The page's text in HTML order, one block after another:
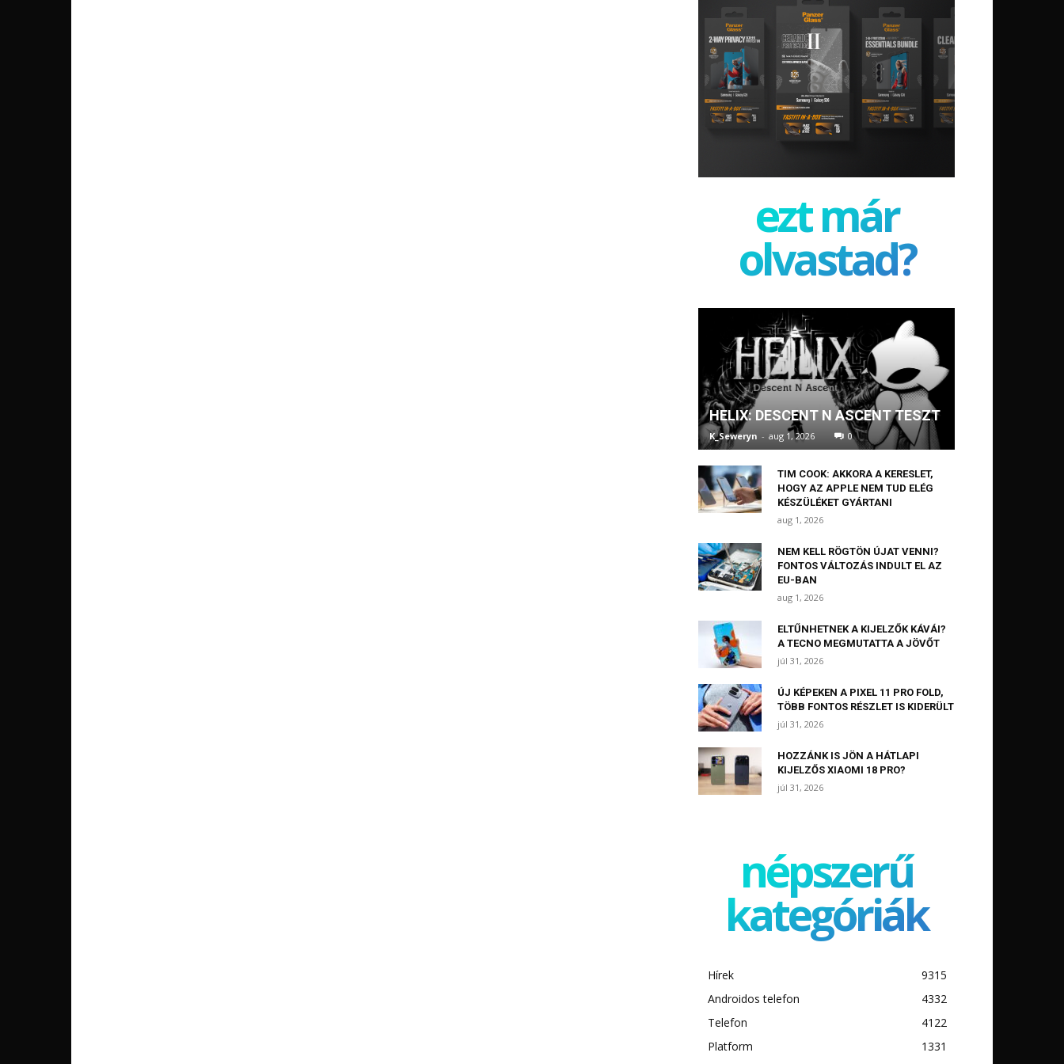
ezt már
olvastad?
HELIX: DESCENT N ASCENT TESZT
K_Seweryn - aug 1, 2026 0
TIM COOK: AKKORA A KERESLET,
HOGY AZ APPLE NEM TUD ELÉG
KÉSZÜLÉKET GYÁRTANI
aug 1, 2026
NEM KELL RÖGTÖN ÚJAT VENNI?
FONTOS VÁLTOZÁS INDULT EL AZ
EU-BAN
aug 1, 2026
ELTŰNHETNEK A KIJELZŐK KÁVÁI?
A TECNO MEGMUTATTA A JÖVŐT
júl 31, 2026
ÚJ KÉPEKEN A PIXEL 11 PRO FOLD,
TÖBB FONTOS RÉSZLET IS KIDERÜLT
júl 31, 2026
HOZZÁNK IS JÖN A HÁTLAPI
KIJELZŐS XIAOMI 18 PRO?
júl 31, 2026
népszerű
kategóriák
Hírek
9315
Androidos telefon
4332
Telefon
4122
Platform
1331